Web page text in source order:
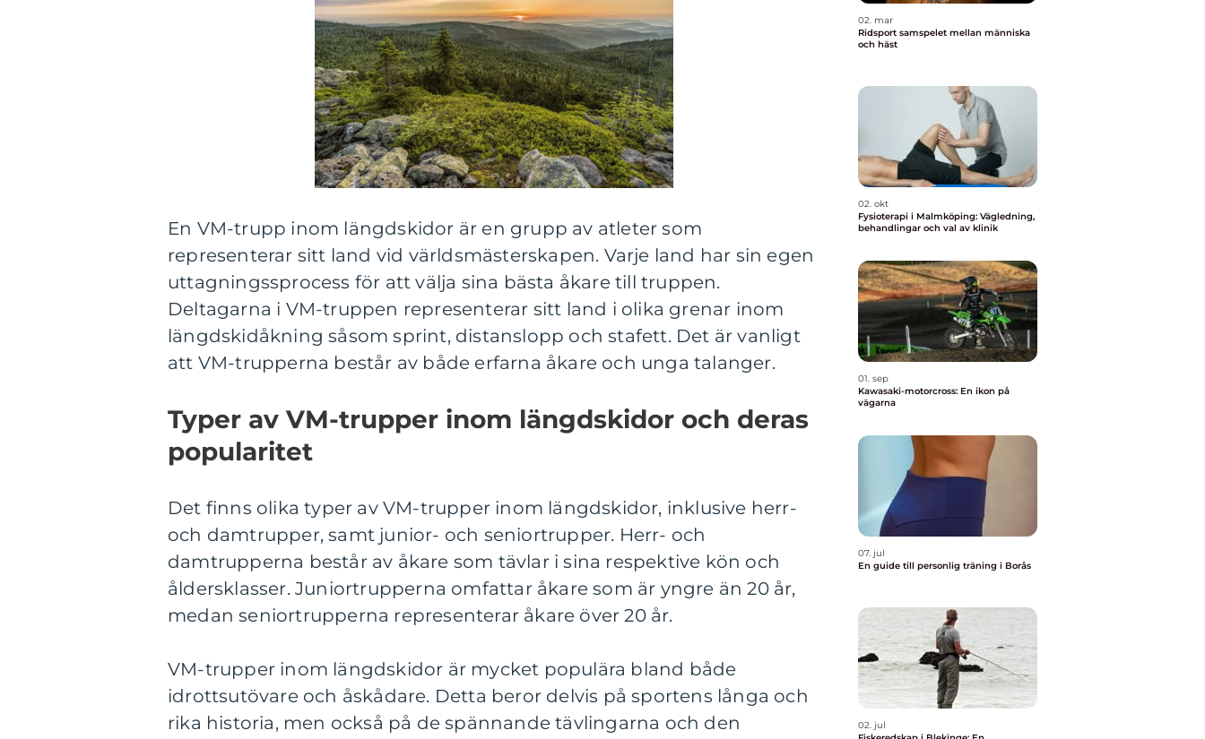
En VM-trupp inom längdskidor är en grupp av atleter som
representerar sitt land vid världsmästerskapen. Varje land har sin egen
uttagningssprocess för att välja sina bästa åkare till truppen.
Deltagarna i VM-truppen representerar sitt land i olika grenar inom
längdskidåkning såsom sprint, distanslopp och stafett. Det är vanligt
att VM-trupperna består av både erfarna åkare och unga talanger.
Typer av VM-trupper inom längdskidor och deras
popularitet
Det finns olika typer av VM-trupper inom längdskidor, inklusive herr-
och damtrupper, samt junior- och seniortrupper. Herr- och
damtrupperna består av åkare som tävlar i sina respektive kön och
åldersklasser. Juniortrupperna omfattar åkare som är yngre än 20 år,
medan seniortrupperna representerar åkare över 20 år.
VM-trupper inom längdskidor är mycket populära bland både
idrottsutövare och åskådare. Detta beror delvis på sportens långa och
rika historia, men också på de spännande tävlingarna och den
02. mar
Ridsport samspelet mellan människa
och häst
02. okt
Fysioterapi i Malmköping: Vägledning,
behandlingar och val av klinik
01. sep
Kawasaki-motorcross: En ikon på
vägarna
07. jul
En guide till personlig träning i Borås
02. jul